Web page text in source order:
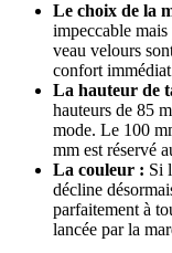
Le choix de la
impeccable
veau velours
confort
La hauteur de
hauteurs de 85
mode. Le 100
mm est réservé
La couleur : Si
décline
parfaitement à
lancée par la